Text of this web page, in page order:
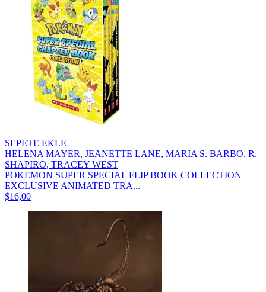
SEPETE EKLE
HELENA MAYER, JEANETTE LANE, MARIA S. BARBO, R.
SHAPIRO, TRACEY WEST
POKEMON SUPER SPECIAL FLIP BOOK COLLECTION
EXCLUSIVE ANIMATED TRA...
$16,00